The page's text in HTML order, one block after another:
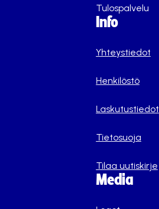
Tulospalvelu
Info
Yhteystiedot
Henkilöstö
Laskutustiedot
Tietosuoja
Tilaa uutiskirje
Media